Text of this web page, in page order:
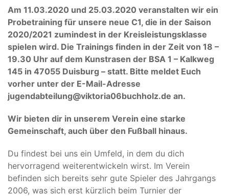
Am 11.03.2020 und 25.03.2020 veranstalten wir ein
Probetraining für unsere neue C1, die in der Saison
2020/2021 zumindest in der Kreisleistungsklasse
spielen wird. Die Trainings finden in der Zeit von 18 –
19.30 Uhr auf dem Kunstrasen der BSA 1 – Kalkweg
145 in 47055 Duisburg – statt. Bitte meldet Euch
vorher unter der E-Mail-Adresse
jugendabteilung@viktoria06buchholz.de an.
Wir bieten dir in unserem Verein eine starke
Gemeinschaft, auch über den Fußball hinaus.
Du findest bei uns ein Umfeld, in dem du dich
hervorragend weiterentwickeln wirst. Im Verein
befinden sich bereits sehr gute Spieler des Jahrgangs
2006, was sich erst kürzlich beim Turnier der